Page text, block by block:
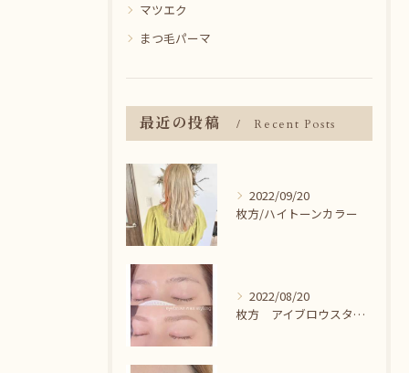
マツエク
まつ毛パーマ
最近の投稿 Recent Posts
2022/09/20
枚方/ハイトーンカラー
2022/08/20
枚方 アイブロウスタイリング＾＾